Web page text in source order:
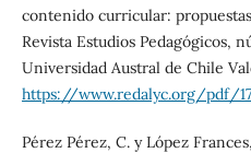
contenido curricular:
Revista Estudios Pedagógicos,
Universidad Austral de Chile
https://www.redalyc.org/pdf/
Pérez Pérez, C. y López